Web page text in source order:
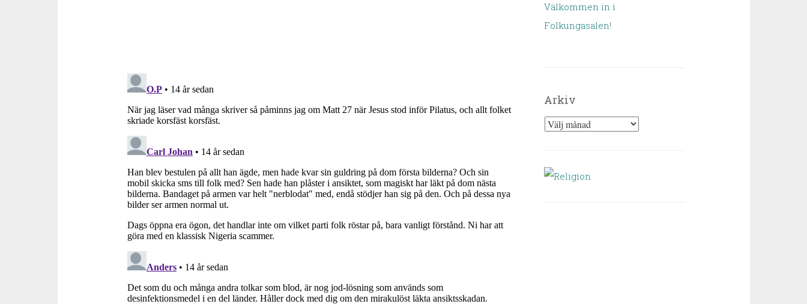
Välkommen in i
Folkungasalen!
Arkiv
Arkiv